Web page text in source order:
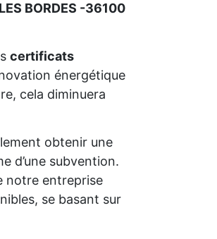
LES BORDES -36100
certificats
énergétique
cela diminuera
obtenir une
d’une subvention.
notre entreprise
se basant sur